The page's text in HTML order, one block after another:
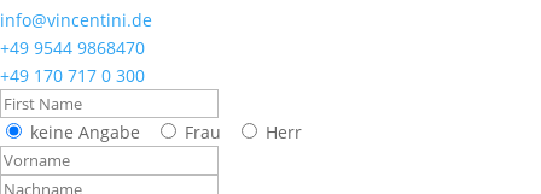
info@vincentini.de
+49 9544 9868470
+49 170 717 0 300
keine Angabe Frau Herr